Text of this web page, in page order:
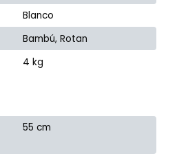
Blanco
Bambú, Rotan
4 kg
55 cm